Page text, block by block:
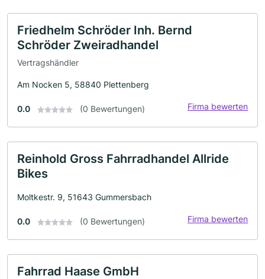
Friedhelm Schröder Inh. Bernd
Schröder Zweiradhandel
Vertragshändler
Am Nocken 5, 58840 Plettenberg
0.0 (0 Bewertungen) Firma bewerten
Reinhold Gross Fahrradhandel Allride
Bikes
Moltkestr. 9, 51643 Gummersbach
0.0 (0 Bewertungen) Firma bewerten
Fahrrad Haase GmbH